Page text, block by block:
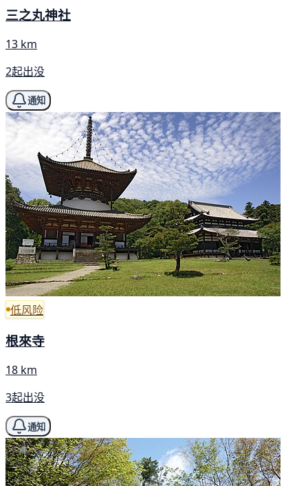
三之丸神社
13 km
2起出没
通知
低风险
根來寺
18 km
3起出没
通知